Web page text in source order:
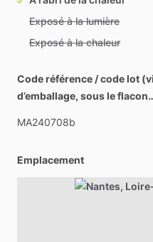
Exposé à la lumière
Exposé à la chaleur
Code référence / code lot
d’emballage, sous le
MA240708b
Emplacement